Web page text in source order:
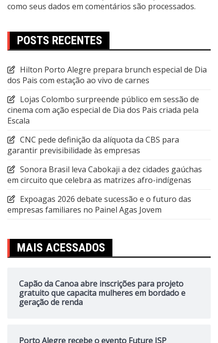
como seus dados em comentários são processados.
POSTS RECENTES
Hilton Porto Alegre prepara brunch especial de Dia
dos Pais com estação ao vivo de carnes
Lojas Colombo surpreende público em sessão de
cinema com ação especial de Dia dos Pais criada pela
Escala
CNC pede definição da alíquota da CBS para
garantir previsibilidade às empresas
Sonora Brasil leva Cabokaji a dez cidades gaúchas
em circuito que celebra as matrizes afro-indígenas
Expoagas 2026 debate sucessão e o futuro das
empresas familiares no Painel Agas Jovem
MAIS ACESSADOS
Capão da Canoa abre inscrições para projeto
gratuito que capacita mulheres em bordado e
geração de renda
Porto Alegre recebe o evento Future ISP